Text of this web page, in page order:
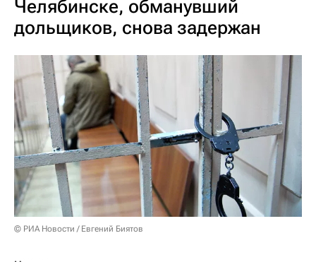
Челябинске, обманувший
дольщиков, снова задержан
© РИА Новости / Евгений Биятов